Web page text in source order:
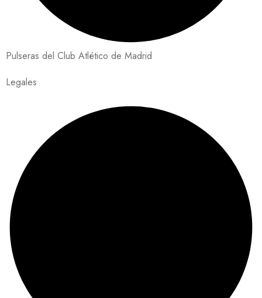
Pulseras del Club Atlético de Madrid
Legales